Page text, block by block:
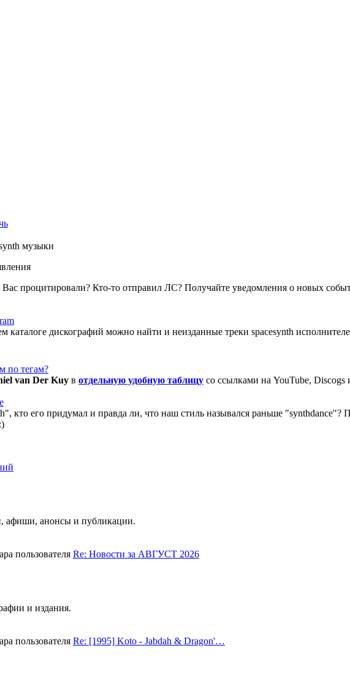
музыки
процитировали? Кто-то отправил ЛС? Получайте уведомления о новых
дискографий можно найти и неизданные треки spacesynth
по тегам?
van Der Kuy в отдельную удобную таблицу со ссылками на YouTube,
кто его придумал и правда ли, что наш стиль назывался раньше "synthdance"?
афиши, анонсы и публикации.
Re: Новости за АВГУСТ 2026
и издания.
Re: [1995] Koto - Jabdah & Dragon'…